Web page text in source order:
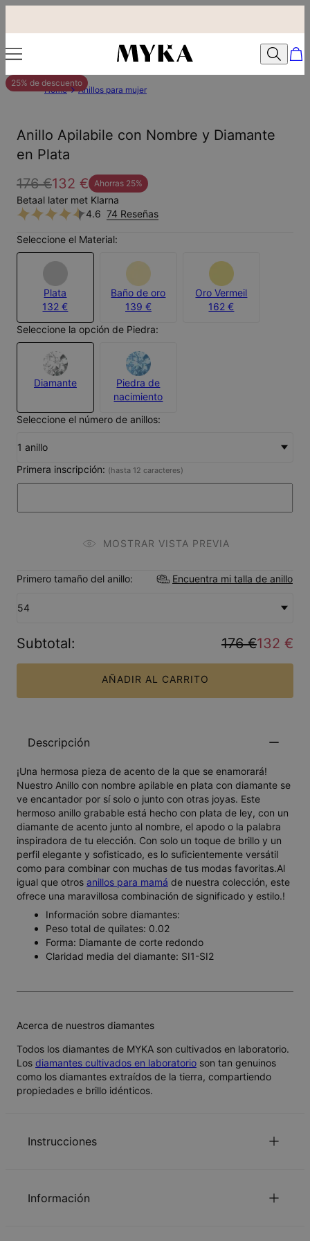
25% de descuento
Home Anillos para mujer
Anillo Apilabile con Nombre y Diamante
en Plata
176 €132 € Ahorras 25%
Betaal later met Klarna
4.6 74 Reseñas
Seleccione el Material:
Plata
132 €
Baño de oro
139 €
Oro Vermeil
162 €
Seleccione la opción de Piedra:
Diamante
Piedra de
nacimiento
Seleccione el número de anillos:
1 anillo
Primera inscripción: (hasta 12 caracteres)
MOSTRAR VISTA PREVIA
Primero tamaño del anillo: Encuentra mi talla de anillo
54
Subtotal: 176 €132 €
AÑADIR AL CARRITO
Descripción
¡Una hermosa pieza de acento de la que se enamorará!
Nuestro Anillo con nombre apilable en plata con diamante se
ve encantador por sí solo o junto con otras joyas. Este
hermoso anillo grabable está hecho con plata de ley, con un
diamante de acento junto al nombre, el apodo o la palabra
inspiradora de tu elección. Con solo un toque de brillo y un
perfil elegante y sofisticado, es lo suficientemente versátil
como para combinar con muchas de tus modas favoritas.Al
igual que otros anillos para mamá de nuestra colección, este
ofrece una maravillosa combinación de significado y estilo.!
Información sobre diamantes:
Peso total de quilates: 0.02
Forma: Diamante de corte redondo
Claridad media del diamante: SI1-SI2
Acerca de nuestros diamantes
Todos los diamantes de MYKA son cultivados en laboratorio.
Los diamantes cultivados en laboratorio son tan genuinos
como los diamantes extraídos de la tierra, compartiendo
propiedades e brillo idénticos.
Instrucciones
Información